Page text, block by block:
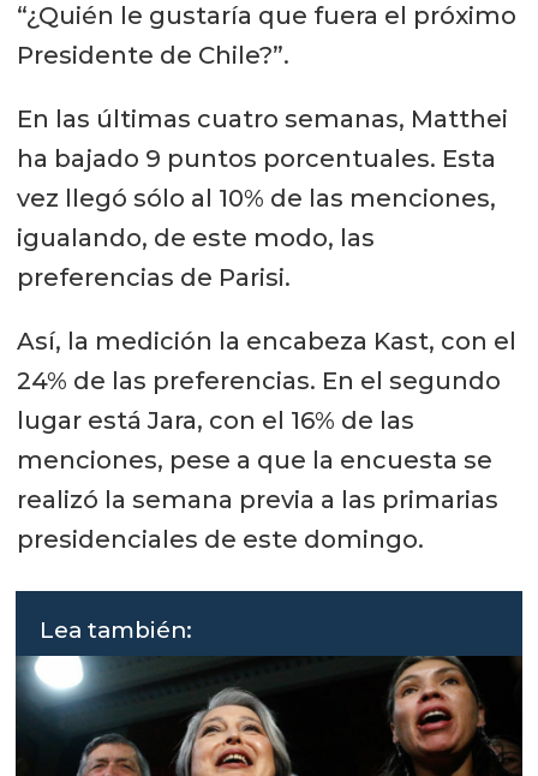
“¿Quién le gustaría que fuera el próximo
Presidente de Chile?”.
En las últimas cuatro semanas, Matthei
ha bajado 9 puntos porcentuales. Esta
vez llegó sólo al 10% de las menciones,
igualando, de este modo, las
preferencias de Parisi.
Así, la medición la encabeza Kast, con el
24% de las preferencias. En el segundo
lugar está Jara, con el 16% de las
menciones, pese a que la encuesta se
realizó la semana previa a las primarias
presidenciales de este domingo.
Lea también: